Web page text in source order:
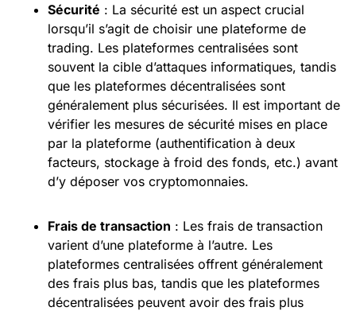
Sécurité : La sécurité est un aspect crucial
lorsqu’il s’agit de choisir une plateforme de
trading. Les plateformes centralisées sont
souvent la cible d’attaques informatiques, tandis
que les plateformes décentralisées sont
généralement plus sécurisées. Il est important de
vérifier les mesures de sécurité mises en place
par la plateforme (authentification à deux
facteurs, stockage à froid des fonds, etc.) avant
d’y déposer vos cryptomonnaies.
Frais de transaction : Les frais de transaction
varient d’une plateforme à l’autre. Les
plateformes centralisées offrent généralement
des frais plus bas, tandis que les plateformes
décentralisées peuvent avoir des frais plus